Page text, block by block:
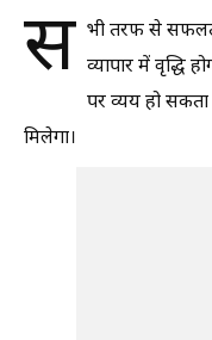
स भी तरफ से सफलता
व्यापार में वृद्धि
पर व्यय हो
मिलेगा।